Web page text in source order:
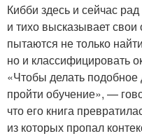
Кибби здесь и сейчас
и тихо высказывает
пытаются не только
но и классифицировать
«Чтобы делать подобное
пройти обучение», —
что его книга
из которых пропал